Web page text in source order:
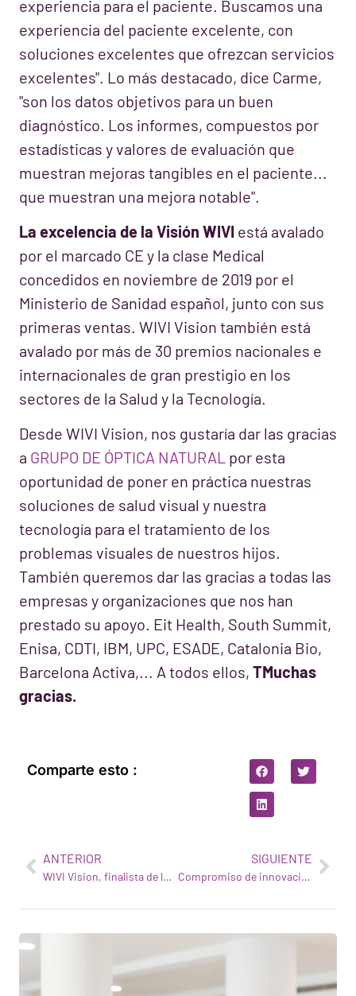
experiencia para el paciente. Buscamos una
experiencia del paciente excelente, con
soluciones excelentes que ofrezcan servicios
excelentes". Lo más destacado, dice Carme,
"son los datos objetivos para un buen
diagnóstico. Los informes, compuestos por
estadísticas y valores de evaluación que
muestran mejoras tangibles en el paciente...
que muestran una mejora notable".
La excelencia de la Visión WIVI está avalado
por el marcado CE y la clase Medical
concedidos en noviembre de 2019 por el
Ministerio de Sanidad español, junto con sus
primeras ventas. WIVI Vision también está
avalado por más de 30 premios nacionales e
internacionales de gran prestigio en los
sectores de la Salud y la Tecnología.
Desde WIVI Vision, nos gustaría dar las gracias
a GRUPO DE ÓPTICA NATURAL por esta
oportunidad de poner en práctica nuestras
soluciones de salud visual y nuestra
tecnología para el tratamiento de los
problemas visuales de nuestros hijos.
También queremos dar las gracias a todas las
empresas y organizaciones que nos han
prestado su apoyo. Eit Health, South Summit,
Enisa, CDTI, IBM, UPC, ESADE, Catalonia Bio,
Barcelona Activa,... A todos ellos, TMuchas
gracias.
Comparte esto :
ANTERIOR
WIVI Vision, finalista de los Premios Emprendedor XXI
SIGUIENTE
Compromiso de innovación para mejorar la salud visual mediante una experiencia de usuario única